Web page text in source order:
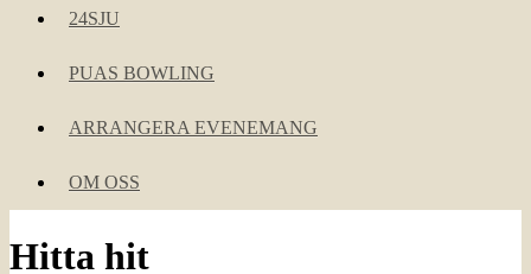
24SJU
PUAS BOWLING
ARRANGERA EVENEMANG
OM OSS
Hitta hit